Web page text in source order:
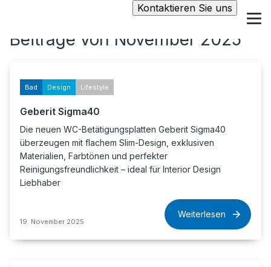
Kontaktieren Sie uns
Beiträge von November 2025
Bad Design Lifestyle
Geberit Sigma40
Die neuen WC-Betätigungsplatten Geberit Sigma40
überzeugen mit flachem Slim-Design, exklusiven
Materialien, Farbtönen und perfekter
Reinigungsfreundlichkeit – ideal für Interior Design
Liebhaber
19. November 2025
Weiterlesen